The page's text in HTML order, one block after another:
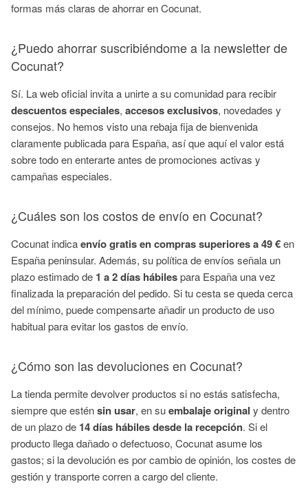
formas más claras de ahorrar en Cocunat.
¿Puedo ahorrar suscribiéndome a la newsletter de
Cocunat?
Sí. La web oficial invita a unirte a su comunidad para recibir
descuentos especiales, accesos exclusivos, novedades y
consejos. No hemos visto una rebaja fija de bienvenida
claramente publicada para España, así que aquí el valor está
sobre todo en enterarte antes de promociones activas y
campañas especiales.
¿Cuáles son los costos de envío en Cocunat?
Cocunat indicaenvío gratis en compras superiores a 49 €en
España peninsular. Además, su política de envíos señala un
plazo estimado de 1 a 2 días hábilespara España una vez
finalizada la preparación del pedido. Si tu cesta se queda cerca
del mínimo, puede compensarte añadir un producto de uso
habitual para evitar los gastos de envío.
¿Cómo son las devoluciones en Cocunat?
La tienda permite devolver productos si no estás satisfecha,
siempre que esténsin usar, en suembalaje original y dentro
de un plazo de 14 días hábiles desde la recepción. Si el
producto llega dañado o defectuoso, Cocunat asume los
gastos; si la devolución es por cambio de opinión, los costes de
gestión y transporte corren a cargo del cliente.